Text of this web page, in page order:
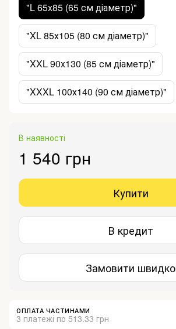
"L 65х85 (65 см діаметр)"
"XL 85х105 (80 см діаметр)"
"XXL 90х130 (85 см діаметр)"
"XXXL 100х140 (90 см діаметр)"
В наявності
1 540 грн
Купити
В кредит
Замовити швидко
ОПЛАТА ЧАСТИНАМИ
3 платежі по 513.33 грн